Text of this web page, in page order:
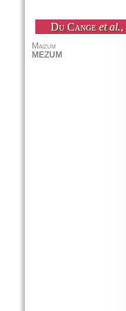
Du Cange et al.,